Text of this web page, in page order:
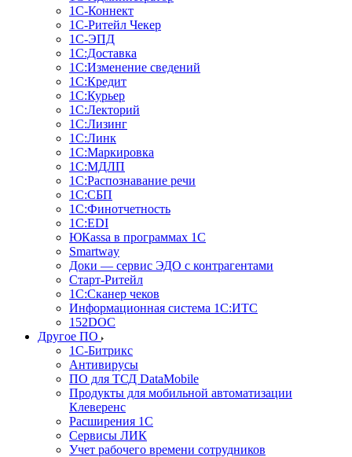
1С-Коннект
1С-Ритейл Чекер
1С-ЭПД
1С:Доставка
1С:Изменение сведений
1С:Кредит
1С:Курьер
1С:Лекторий
1С:Лизинг
1С:Линк
1С:Маркировка
1С:МДЛП
1С:Распознавание речи
1С:СБП
1С:Финотчетность
1С:EDI
ЮКаssа в программах 1С
Smartway
Доки — сервис ЭДО с контрагентами
Старт-Ритейл
1С:Сканер чеков
Информационная система 1С:ИТС
152DOC
Другое ПО
1С-Битрикс
Антивирусы
ПО для ТСД DataMobile
Продукты для мобильной автоматизации
Клеверенс
Расширения 1С
Сервисы ЛИК
Учет рабочего времени сотрудников